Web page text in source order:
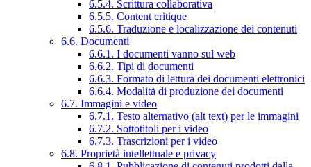
6.5.4. Scrittura collaborativa
6.5.5. Content critique
6.5.6. Traduzione e localizzazione dei contenuti
6.6. Documenti
6.6.1. I documenti vanno sul web
6.6.2. Tipi di documenti
6.6.3. Formato di lettura dei documenti elettronici
6.6.4. Modalità di produzione dei documenti
6.7. Immagini e video
6.7.1. Testo alternativo (alt text) per le immagini
6.7.2. Sottotitoli per i video
6.7.3. Trascrizioni per i video
6.8. Proprietà intellettuale e privacy